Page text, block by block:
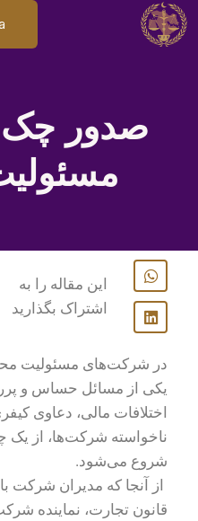
صدور
این مقاله را به
اشتراک بگذارید
در شرکت‌های مسئولیت
یکی از مسائل حساس و
اختلافات مالی، دعاوی
ناخواسته شرکت‌ها، از یک
شروع می‌شود.
از آنجا که مدیران شرکت
قانون تجارت، نماینده